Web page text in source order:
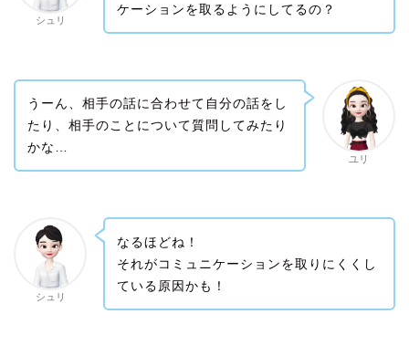
シュリ
ケーションを取るようにしてるの？
ユリ
うーん、相手の話に合わせて自分の話をし
たり、相手のことについて質問してみたり
かな…
シュリ
なるほどね！
それがコミュニケーションを取りにくくし
ている原因かも！